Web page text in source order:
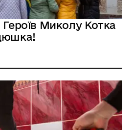
Героїв Миколу Котка